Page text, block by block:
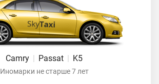
Camry Passat K5
Иномарки не старше 7 лет